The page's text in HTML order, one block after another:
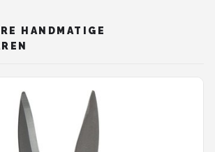
HANDMATIGE